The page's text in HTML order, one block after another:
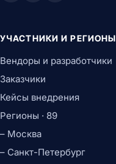
УЧАСТНИКИ И РЕГИОНЫ
Вендоры и разработчики
Заказчики
Кейсы внедрения
Регионы · 89
– Москва
– Санкт-Петербург